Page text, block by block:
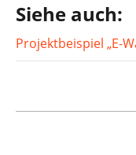
Siehe auch:
Projektbeispiel „E-